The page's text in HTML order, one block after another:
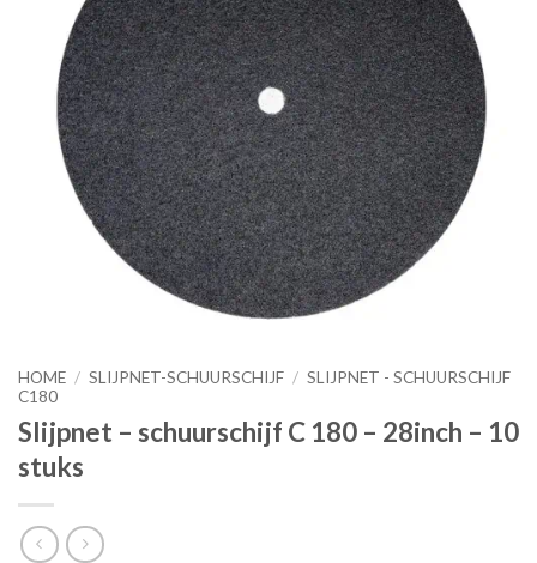
HOME / SLIJPNET-SCHUURSCHIJF / SLIJPNET - SCHUURSCHIJF
C180
Slijpnet – schuurschijf C 180 – 28inch – 10
stuks